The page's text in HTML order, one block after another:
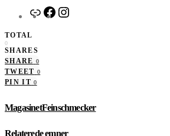
LinkFacebook
TOTAL
0
SHARES
SHARE 0
TWEET 0
PIN IT 0
MagasinetFeinschmecker
Relaterede emner